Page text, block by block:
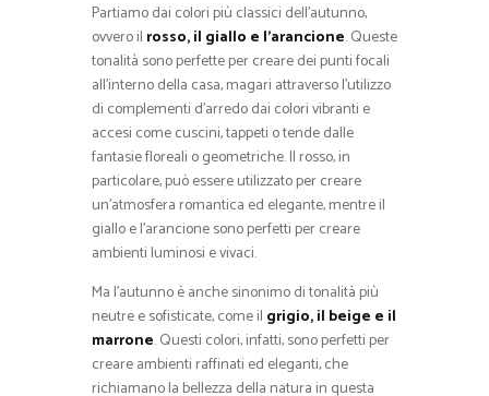
Partiamo dai colori più classici dell’autunno,
ovvero il rosso, il giallo e l’arancione. Queste
tonalità sono perfette per creare dei punti focali
all’interno della casa, magari attraverso l’utilizzo
di complementi d’arredo dai colori vibranti e
accesi come cuscini, tappeti o tende dalle
fantasie floreali o geometriche. Il rosso, in
particolare, può essere utilizzato per creare
un’atmosfera romantica ed elegante, mentre il
giallo e l’arancione sono perfetti per creare
ambienti luminosi e vivaci.
Ma l’autunno è anche sinonimo di tonalità più
neutre e sofisticate, come il grigio, il beige e il
marrone. Questi colori, infatti, sono perfetti per
creare ambienti raffinati ed eleganti, che
richiamano la bellezza della natura in questa